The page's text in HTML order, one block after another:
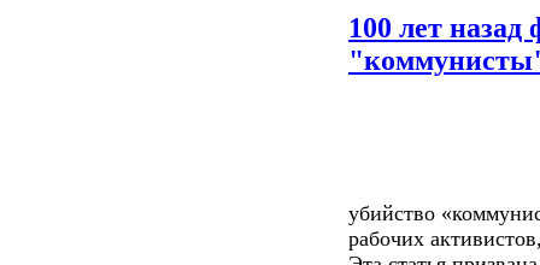
100 лет назад
убийство
рабочих